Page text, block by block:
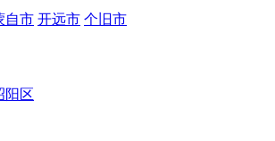
自市 开远市 个旧市
阳区